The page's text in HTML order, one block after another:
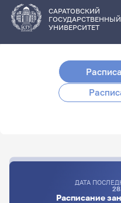
основному
содержанию
САРАТОВСКИЙ
ГОСУДАРСТВЕННЫЙ
УНИВЕРСИТЕТ
ДАТА
Расписание